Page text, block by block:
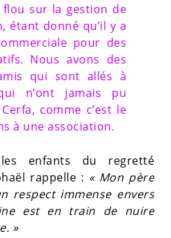
sur la gestion de
étant donné qu’il y a
pour des
Nous avons des
qui sont allés à
n’ont jamais pu
comme c’est le
à une association.
enfants du regretté
rappelle : « Mon père
respect immense envers
est en train de nuire
»